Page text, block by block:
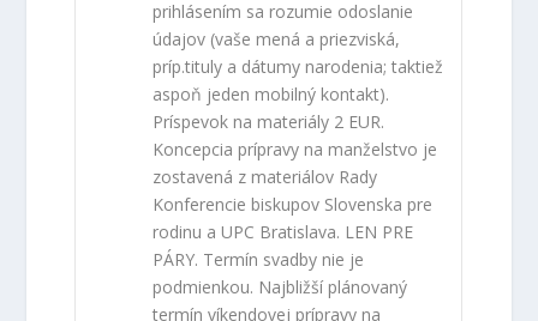
údajov (vaše mená a priezviská,
príp.tituly a dátumy narodenia; taktiež
aspoň jeden mobilný kontakt).
Príspevok na materiály 2 EUR.
Koncepcia prípravy na manželstvo je
zostavená z materiálov Rady
Konferencie biskupov Slovenska pre
rodinu a UPC Bratislava. LEN PRE
PÁRY. Termín svadby nie je
podmienkou. Najbližší plánovaný
termín víkendovej prípravy na